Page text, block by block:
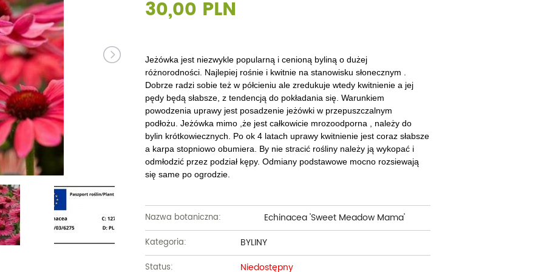
Truskawki i poziomki
Winogrona
Żurawiny
Pozostałe
Dęby
Glediczje
Głogi
Graby
Jabłonie ozdobne
Jarzębiny i jarząby
Kasztanowce
Wiązy
Wiśnie ozdobne
Złotokapy
Pozostałe
Derenie
Hibiskusy
Hortensje
Jaśminowce
Kaliny
Kalmie
Krzewuszki
Piwonie
Pnącza
Powojniki - Clematisy
Różaneczniki
Tawuły i tawułki
Żarnowce
Pozostałe
30,00 PLN
Jeżówka jest niezwykle popularną i cenioną byliną o dużej
różnorodności. Najlepiej rośnie i kwitnie na stanowisku słonecznym .
Dobrze radzi sobie też w półcieniu ale zredukuje wtedy kwitnienie a jej
pędy będą słabsze, z tendencją do pokładania się. Warunkiem
powodzenia uprawy jest posadzenie jeżówki w przepuszczalnym
podłożu. Jeżówka mimo ,że jest całkowicie mrozoodporna , należy do
bylin krótkowiecznych. Po ok 4 latach uprawy kwitnienie jest coraz słabsze
a karpa stopniowo obumiera. By nie stracić rośliny należy ją wykopać i
odmłodzić przez podział kępy. Odmiany podstawowe mocno rozsiewają
się same po ogrodzie.
Nazwa botaniczna: Echinacea 'Sweet Meadow Mama'
Kategoria: BYLINY
Status:
Niedostępny